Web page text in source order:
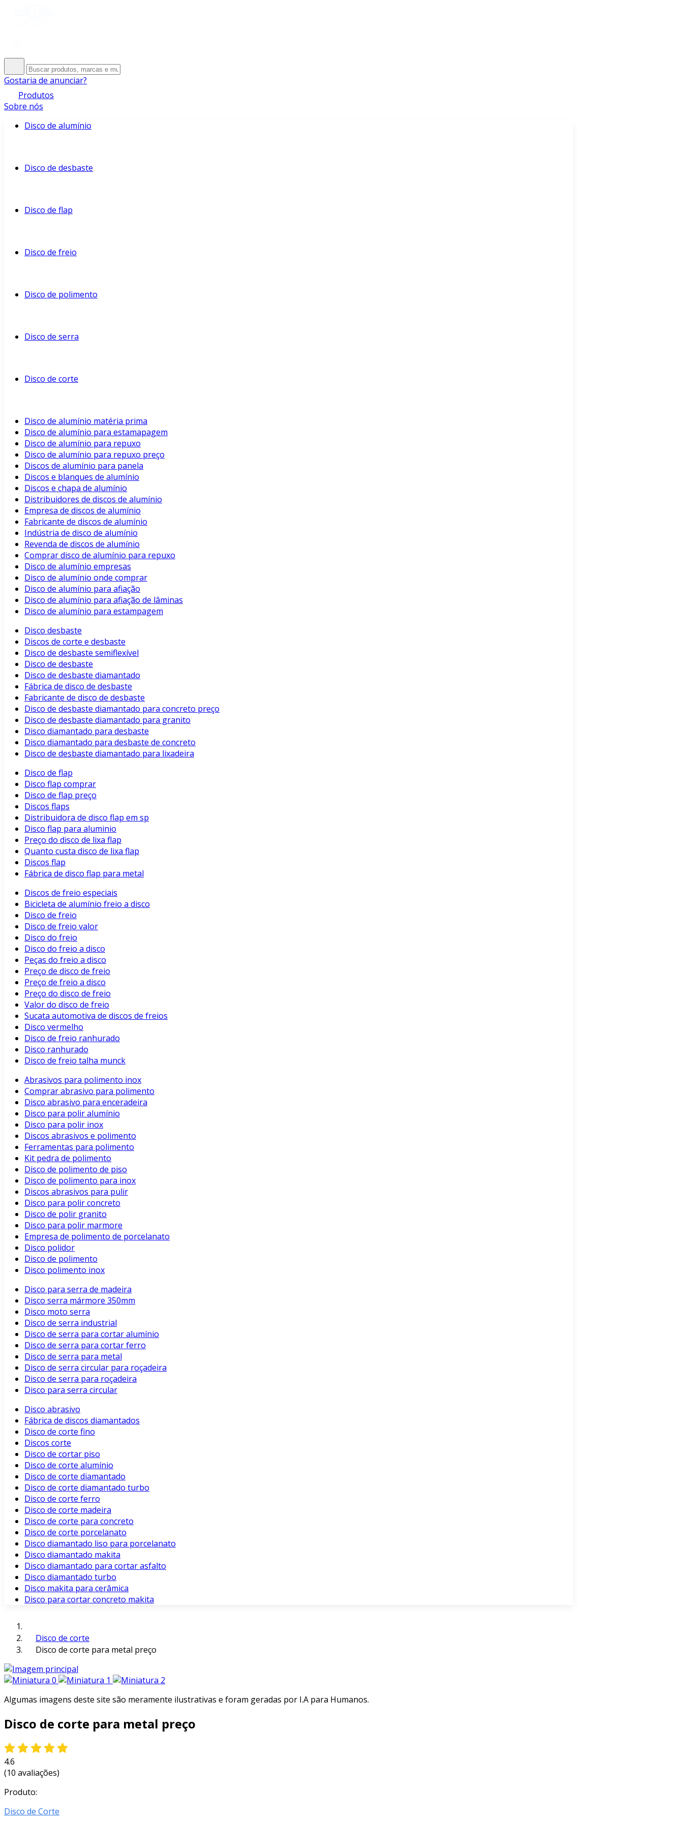
Gostaria de anunciar?
Produtos
Sobre nós
Disco de alumínio
Disco de desbaste
Disco de flap
Disco de freio
Disco de polimento
Disco de serra
Disco de corte
Disco de alumínio matéria prima
Disco de alumínio para estamapagem
Disco de alumínio para repuxo
Disco de alumínio para repuxo preço
Discos de alumínio para panela
Discos e blanques de alumínio
Discos e chapa de alumínio
Distribuidores de discos de alumínio
Empresa de discos de alumínio
Fabricante de discos de alumínio
Indústria de disco de alumínio
Revenda de discos de alumínio
Comprar disco de alumínio para repuxo
Disco de alumínio empresas
Disco de alumínio onde comprar
Disco de alumínio para afiação
Disco de alumínio para afiação de lâminas
Disco de alumínio para estampagem
Disco desbaste
Discos de corte e desbaste
Disco de desbaste semiflexível
Disco de desbaste
Disco de desbaste diamantado
Fábrica de disco de desbaste
Fabricante de disco de desbaste
Disco de desbaste diamantado para concreto preço
Disco de desbaste diamantado para granito
Disco diamantado para desbaste
Disco diamantado para desbaste de concreto
Disco de desbaste diamantado para lixadeira
Disco de flap
Disco flap comprar
Disco de flap preço
Discos flaps
Distribuidora de disco flap em sp
Disco flap para aluminio
Preço do disco de lixa flap
Quanto custa disco de lixa flap
Discos flap
Fábrica de disco flap para metal
Discos de freio especiais
Bicicleta de alumínio freio a disco
Disco de freio
Disco de freio valor
Disco do freio
Disco do freio a disco
Peças do freio a disco
Preço de disco de freio
Preço de freio a disco
Preço do disco de freio
Valor do disco de freio
Sucata automotiva de discos de freios
Disco vermelho
Disco de freio ranhurado
Disco ranhurado
Disco de freio talha munck
Abrasivos para polimento inox
Comprar abrasivo para polimento
Disco abrasivo para enceradeira
Disco para polir alumínio
Disco para polir inox
Discos abrasivos e polimento
Ferramentas para polimento
Kit pedra de polimento
Disco de polimento de piso
Disco de polimento para inox
Discos abrasivos para pulir
Disco para polir concreto
Disco de polir granito
Disco para polir marmore
Empresa de polimento de porcelanato
Disco polidor
Disco de polimento
Disco polimento inox
Disco para serra de madeira
Disco serra mármore 350mm
Disco moto serra
Disco de serra industrial
Disco de serra para cortar alumínio
Disco de serra para cortar ferro
Disco de serra para metal
Disco de serra circular para roçadeira
Disco de serra para roçadeira
Disco para serra circular
Disco abrasivo
Fábrica de discos diamantados
Disco de corte fino
Discos corte
Disco de cortar piso
Disco de corte alumínio
Disco de corte diamantado
Disco de corte diamantado turbo
Disco de corte ferro
Disco de corte madeira
Disco de corte para concreto
Disco de corte porcelanato
Disco diamantado liso para porcelanato
Disco diamantado makita
Disco diamantado para cortar asfalto
Disco diamantado turbo
Disco makita para cerâmica
Disco para cortar concreto makita
Disco de corte
Disco de corte para metal preço
Algumas imagens deste site são meramente ilustrativas e foram geradas por I.A para Humanos.
Disco de corte para metal preço
4.6
(10 avaliações)
Produto:
Disco de Corte